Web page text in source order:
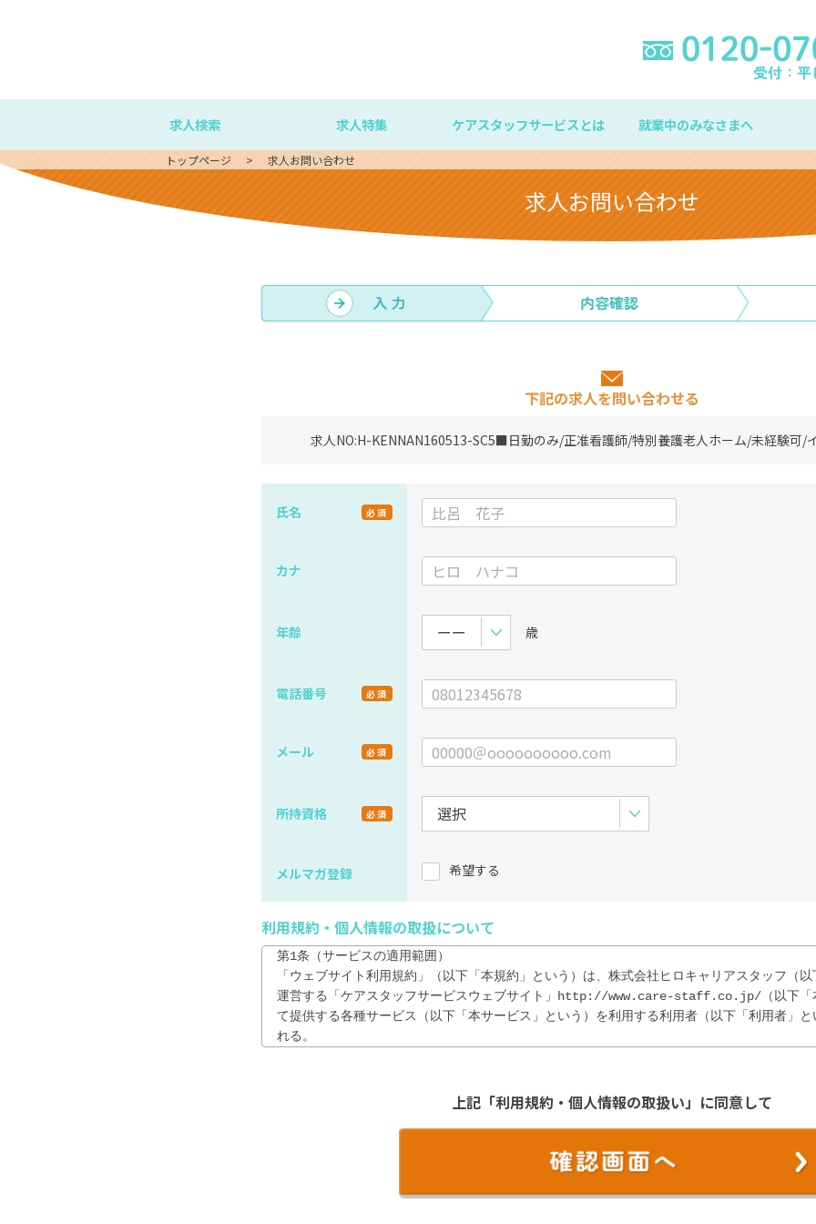
求人検索 求人特集 ケアスタッフサービスとは 就業中のみなさまへ
トップページ 求人お問い合わせ
求人お問い合わせ
下記の求人を問い合わせる
求人NO:H-KENNAN160513-SC5■日勤のみ/正准看護師/特別養護老人ホーム/未経験可/
氏名 必須
カナ
年齢 歳
電話番号 必須
メール 必須
所持資格 必須
メルマガ登録 希望する
利用規約・個人情報の取扱について
第1条（サービスの適用範囲）
「ウェブサイト利用規約」（以下「本規約」という）は、株式会社ヒロキャリアスタッフ（
運営する「ケアスタッフサービスウェブサイト」http://www.care-staff.co.jp/（以下「
て提供する各種サービス（以下「本サービス」という）を利用する利用者（以下「利用者」と
れる。
が、本サイトを利用した時点で、本規約の内容を全て承諾したものとみなす。
第2条　（利用者の責任）
1. 利用者は、自らの意思および責任において、本サイトを利用または、当社へ登録するもの
2. 利用者は、登録の際に入力した情報の正確性について責任を負うものとし、登録内容に変
は、速やかに自らの責任によって登録内容を修正するものとする。
上記「利用規約・個人情報の取扱い」に同意して